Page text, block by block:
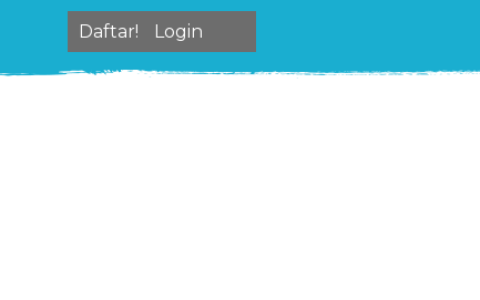
Daftar! Login